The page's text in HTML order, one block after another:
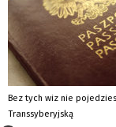
Bez tych wiz nie
Transsyberyjską